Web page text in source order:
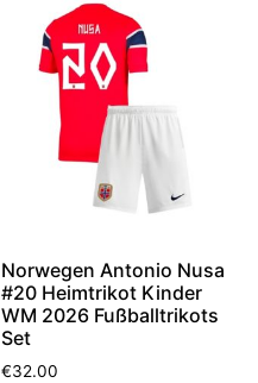
Norwegen Antonio Nusa
#20 Heimtrikot Kinder
WM 2026 Fußballtrikots
Set
€32.00